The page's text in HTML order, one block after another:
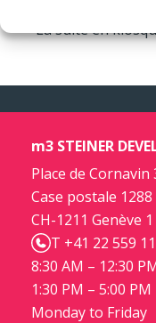
La suite en
m3 STEINER
Place de Cornavin
Case postale 1288
CH-1211 Genève 1
T +41 22 559
8:30 AM – 12:30
1:30 PM – 5:00 PM
Monday to Friday